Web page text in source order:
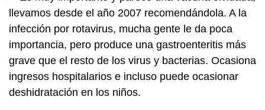
llevamos desde el año 2007 recomendándola. A la
infección por rotavirus, mucha gente le da poca
importancia, pero produce una gastroenteritis más
grave que el resto de los virus y bacterias. Ocasiona
ingresos hospitalarios e incluso puede ocasionar
deshidratación en los niños.